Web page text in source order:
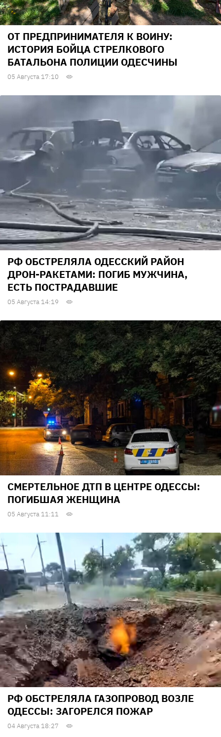
ОТ ПРЕДПРИНИМАТЕЛЯ К ВОИНУ:
ИСТОРИЯ БОЙЦА СТРЕЛКОВОГО
БАТАЛЬОНА ПОЛИЦИИ ОДЕСЧИНЫ
05 Августа 17:10
РФ ОБСТРЕЛЯЛА ОДЕССКИЙ РАЙОН
ДРОН-РАКЕТАМИ: ПОГИБ МУЖЧИНА,
ЕСТЬ ПОСТРАДАВШИЕ
05 Августа 14:19
СМЕРТЕЛЬНОЕ ДТП В ЦЕНТРЕ ОДЕССЫ:
ПОГИБШАЯ ЖЕНЩИНА
05 Августа 11:11
РФ ОБСТРЕЛЯЛА ГАЗОПРОВОД ВОЗЛЕ
ОДЕССЫ: ЗАГОРЕЛСЯ ПОЖАР
04 Августа 18:27